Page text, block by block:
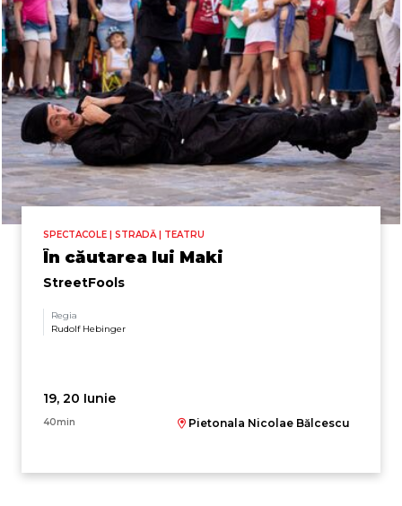
SPECTACOLE | STRADĂ | TEATRU
În căutarea lui Maki
StreetFools
Regia
Rudolf Hebinger
19, 20 Iunie
40min Pietonala Nicolae Bălcescu